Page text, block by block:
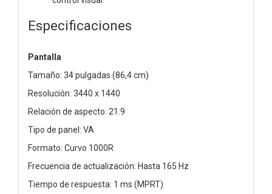
Especificaciones
Pantalla
Tamaño: 34 pulgadas (86,4 cm)
Resolución: 3440 x 1440
Relación de aspecto: 21:9
Tipo de panel: VA
Formato: Curvo 1000R
Frecuencia de actualización: Hasta 165 Hz
Tiempo de respuesta: 1 ms (MPRT)